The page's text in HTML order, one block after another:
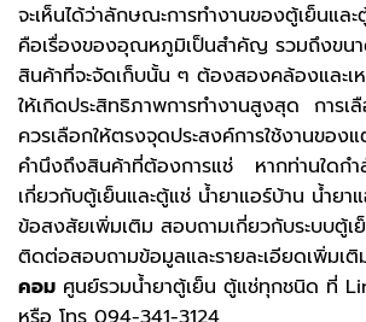
จะเห็นได้ว่าลักษณะการทำงานของตู้เย็นแ
คือเรื่องของอุณหภูมิเป็นสำคัญ รวมถึงขน
สินค้าที่จะจัดเก็บนั้น ๆ ต้องสองคล้องและเ
ให้เกิดประสิทธิภาพการทำงานสูงสุด การเ
ควรเลือกให้ตรงจุดประสงค์การใช้งานของแ
คำนึงถึงสินค้าที่ต้องการแช่ หากท่านใดกำ
เกี่ยวกับตู้เย็นและตู้แช่ น้ำยาแอร์บ้าน น้ำย
ข้อสงสัยเพิ่มเติม สอบถามเกี่ยวกับระบบตู้เ
ติดต่อสอบถามข้อมูลและรายละเอียดเพิ่มเติ
คอม ศูนย์รวมน้ำยาตู้เย็น ตู้แช่ทุกชนิด ที่